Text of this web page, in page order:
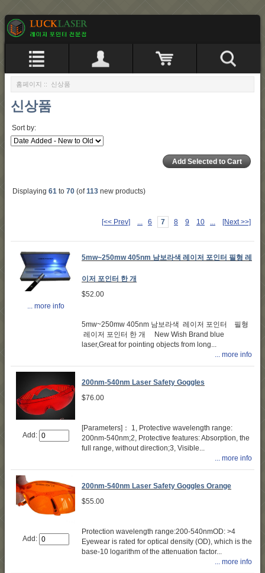
홈페이지 :: 신상품
신상품
Sort by:
Displaying 61 to 70 (of113 new products)
[<< Prev] ... 6 7 8 9 10 ... [Next >>]
... more info
5mw~250mw 405nm 남보라색 레이저 포인터 필형 레
이저 포인터 한 개
$52.00
5mw~250mw 405nm 남보라색 레이저 포인터 필형
레이저 포인터 한 개 New Wish Brand blue
laser,Great for pointing objects from long...
... more info
Add:
200nm-540nm Laser Safety Goggles
$76.00
[Parameters]： 1, Protective wavelength range:
200nm-540nm;2, Protective features: Absorption, the
full range, without direction;3, Visible...
... more info
Add:
200nm-540nm Laser Safety Goggles Orange
$55.00
Protection wavelength range:200-540nmOD: >4
Eyewear is rated for optical density (OD), which is the
base-10 logarithm of the attenuation factor...
... more info